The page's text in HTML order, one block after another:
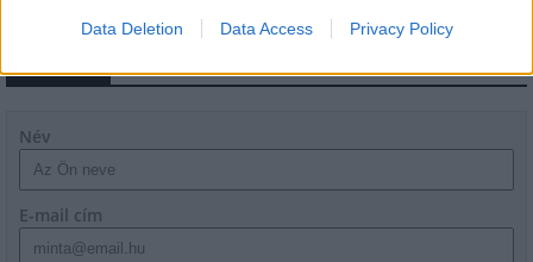
Data Deletion Data Access Privacy Policy
HÍRLEVÉL
Név
E-mail cím